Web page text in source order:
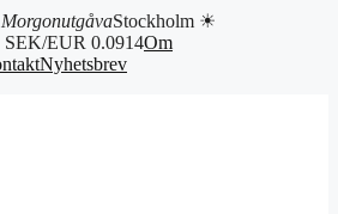
MorgonutgåvaStockholm ☀
SEK/EUR 0.0914Om
Nyhetsbrev